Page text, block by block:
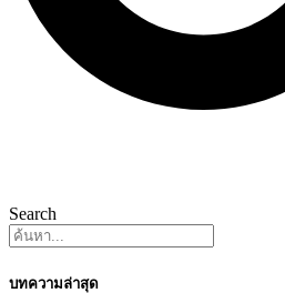
Search
บทความล่าสุด